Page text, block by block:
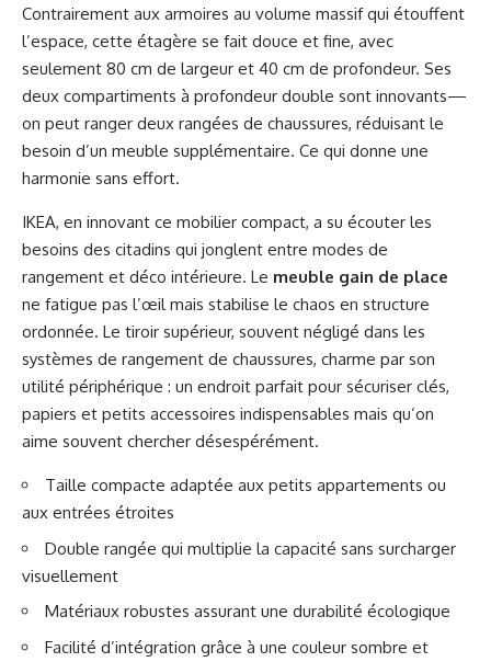
Contrairement aux armoires au volume massif qui étouffent
l’espace, cette étagère se fait douce et fine, avec
seulement 80 cm de largeur et 40 cm de profondeur. Ses
deux compartiments à profondeur double sont innovants—
on peut ranger deux rangées de chaussures, réduisant le
besoin d’un meuble supplémentaire. Ce qui donne une
harmonie sans effort.
IKEA, en innovant ce mobilier compact, a su écouter les
besoins des citadins qui jonglent entre modes de
rangement et déco intérieure. Le meuble gain de place
ne fatigue pas l’œil mais stabilise le chaos en structure
ordonnée. Le tiroir supérieur, souvent négligé dans les
systèmes de rangement de chaussures, charme par son
utilité périphérique : un endroit parfait pour sécuriser clés,
papiers et petits accessoires indispensables mais qu’on
aime souvent chercher désespérément.
Taille compacte adaptée aux petits appartements ou
aux entrées étroites
Double rangée qui multiplie la capacité sans surcharger
visuellement
Matériaux robustes assurant une durabilité écologique
Facilité d’intégration grâce à une couleur sombre et